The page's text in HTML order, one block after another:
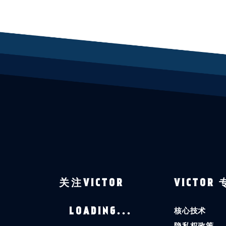
关注VICTOR
LOADING...
VICTOR
核心技术